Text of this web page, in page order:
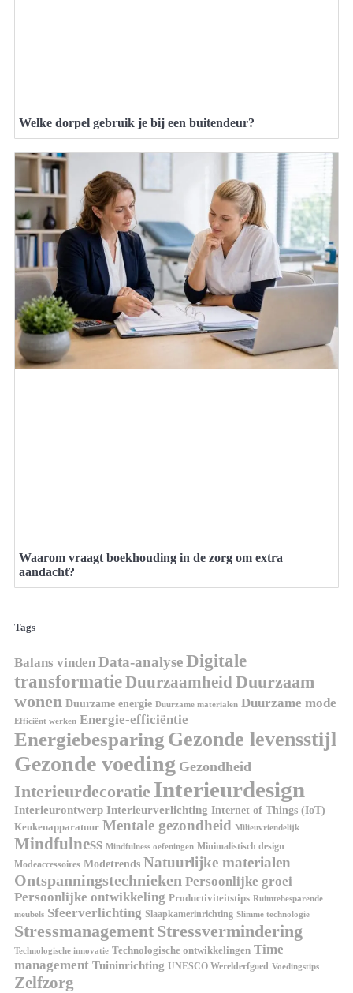
Welke dorpel gebruik je bij een buitendeur?
Waarom vraagt boekhouding in de zorg om extra
aandacht?
Tags
Balans vinden Data-analyseDigitale
transformatieDuurzaamheidDuurzaam
wonen Duurzame energie Duurzame materialen Duurzame mode
Efficiënt werken Energie-efficiëntie
Energiebesparing Gezonde levensstijl
Gezonde voeding Gezondheid
Interieurdecoratie Interieurdesign
Interieurontwerp Interieurverlichting Internet of Things (IoT)
Keukenapparatuur Mentale gezondheid Milieuvriendelijk
Mindfulness Mindfulness oefeningen Minimalistisch design
Modeaccessoires Modetrends Natuurlijke materialen
Ontspanningstechnieken Persoonlijke groei
Persoonlijke ontwikkeling Productiviteitstips Ruimtebesparende
meubels Sfeerverlichting Slaapkamerinrichting Slimme technologie
Stressmanagement Stressvermindering
Technologische innovatie Technologische ontwikkelingen Time
management Tuininrichting UNESCO Werelderfgoed Voedingstips
Zelfzorg